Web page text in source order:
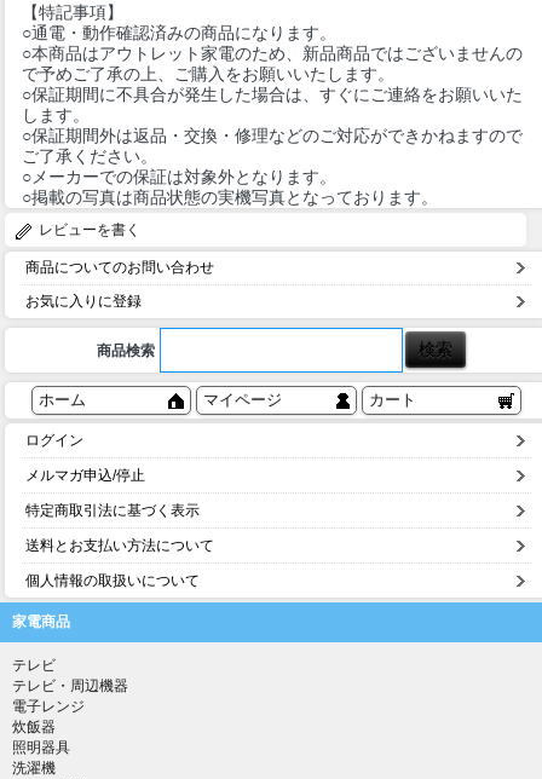
【特記事項】
○通電・動作確認済みの商品になります。
○本商品はアウトレット家電のため、新品商品ではございませんの
で予めご了承の上、ご購入をお願いいたします。
○保証期間に不具合が発生した場合は、すぐにご連絡をお願いいた
します。
○保証期間外は返品・交換・修理などのご対応ができかねますので
ご了承ください。
○メーカーでの保証は対象外となります。
○掲載の写真は商品状態の実機写真となっております。
レビューを書く
商品についてのお問い合わせ
お気に入りに登録
商品検索
ホーム マイページ カート
ログイン
メルマガ申込/停止
特定商取引法に基づく表示
送料とお支払い方法について
個人情報の取扱いについて
家電商品
テレビ
テレビ・周辺機器
電子レンジ
炊飯器
照明器具
洗濯機